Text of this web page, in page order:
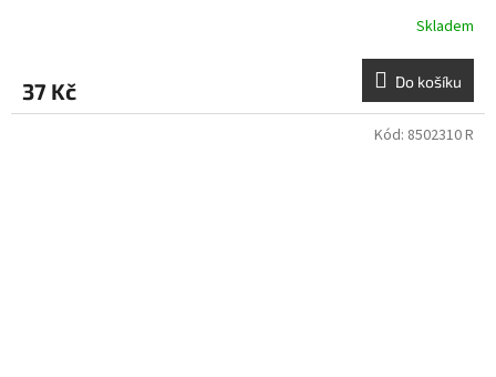
Skladem
37 Kč Do košíku
Kód: 8502310 R